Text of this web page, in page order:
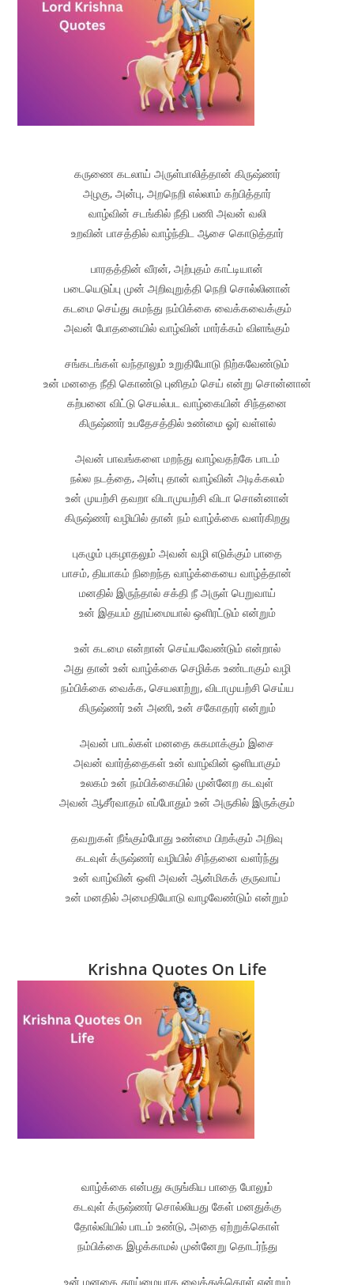
கருணை கடலாய் அருள்பாலித்தான் கிருஷ்ணர்
அழகு, அன்பு, அறநெறி எல்லாம் கற்பித்தார்
வாழ்வின் சடங்கில் நீதி பணி அவன் வலி
உறவின் பாசத்தில் வாழ்ந்திட ஆசை கொடுத்தார்
பாரதத்தின் வீரன், அற்புதம் காட்டியான்
படையெடுப்பு முன் அறிவுறுத்தி நெறி சொல்லினான்
கடமை செய்து சுமந்து நம்பிக்கை வைக்கவைக்கும்
அவன் போதனையில் வாழ்வின் மார்க்கம் விளங்கும்
சங்கடங்கள் வந்தாலும் உறுதியோடு நிற்கவேண்டும்
உன் மனதை நீதி கொண்டு புனிதம் செய் என்று சொன்னான்
கற்பனை விட்டு செயல்பட வாழ்கையின் சிந்தனை
கிருஷ்ணர் உபதேசத்தில் உண்மை ஓர் வள்ளல்
அவன் பாவங்களை மறந்து வாழ்வதற்கே பாடம்
நல்ல நடத்தை, அன்பு தான் வாழ்வின் அடிக்கலம்
உன் முயற்சி தவறா விடாமுயற்சி விடா சொன்னான்
கிருஷ்ணர் வழியில் தான் நம் வாழ்க்கை வளர்கிறது
புகழும் புகழாதலும் அவன் வழி எடுக்கும் பாதை
பாசம், தியாகம் நிறைந்த வாழ்க்கையை வாழ்த்தான்
மனதில் இருந்தால் சக்தி நீ அருள் பெறுவாய்
உன் இதயம் தூய்மையால் ஒளிரட்டும் என்றும்
உன் கடமை என்றான் செய்யவேண்டும் என்றால்
அது தான் உன் வாழ்க்கை செழிக்க உண்டாகும் வழி
நம்பிக்கை வைக்க, செயலாற்று, விடாமுயற்சி செய்ய
கிருஷ்ணர் உன் அணி, உன் சகோதரர் என்றும்
அவன் பாடல்கள் மனதை சுகமாக்கும் இசை
அவன் வார்த்தைகள் உன் வாழ்வின் ஒளியாகும்
உலகம் உன் நம்பிக்கையில் முன்னேற கடவுள்
அவன் ஆசீர்வாதம் எப்போதும் உன் அருகில் இருக்கும்
தவறுகள் நீங்கும்போது உண்மை பிறக்கும் அறிவு
கடவுள் க்ருஷ்ணர் வழியில் சிந்தனை வளர்ந்து
உன் வாழ்வின் ஒளி அவன் ஆன்மிகக் குருவாய்
உன் மனதில் அமைதியோடு வாழவேண்டும் என்றும்
Krishna Quotes On Life
வாழ்க்கை என்பது சுருங்கிய பாதை போலும்
கடவுள் க்ருஷ்ணர் சொல்லியது கேள் மனதுக்கு
தோல்வியில் பாடம் உண்டு, அதை ஏற்றுக்கொள்
நம்பிக்கை இழக்காமல் முன்னேறு தொடர்ந்து
உன் மனதை தூய்மையாக வைத்துக்கொள் என்றும்